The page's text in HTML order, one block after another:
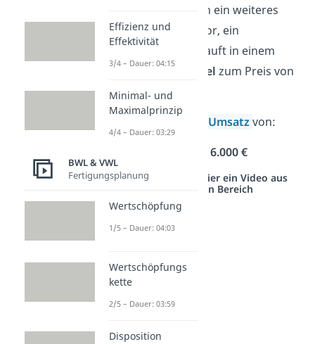
Schauen wir uns noch ein weiteres
Beispiel an: Stell dir vor, ein
Schuhverkäufer verkauft in einem
Monat100 Paar Stiefelzum Preis von
je
60 € pro Paar
Dann macht er einen Umsatzvon:
6.000 €
Studyflix vernetzt: Hier ein Video aus
einem anderen Bereich
Effizienz und
Effektivität
3/4 – Dauer: 04:15
Minimal- und
Maximalprinzip
4/4 – Dauer: 03:29
BWL & VWL
Fertigungsplanung
Wertschöpfung
1/5 – Dauer: 04:03
Wertschöpfungs
kette
2/5 – Dauer: 03:59
Disposition